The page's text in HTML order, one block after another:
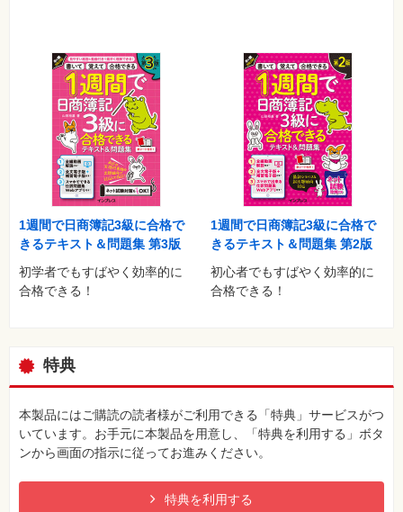
3 現金出納帳・当座預金出納帳
4 仕入帳・売上帳
5 受取手形記入帳・支払手形記入帳
6 小口現金出納帳
7 売掛金元帳（得意先元帳）と買掛金元帳（仕入先元帳）
8 商品有高帳
9 固定資産台帳
●Chapter 6 伝票について
1 伝票とは
2 3 伝票制
1 試算表
2 決算とは
6 決算整理仕訳④ 費用・収益の修正
7 決算整理仕訳⑤ 貯蔵品
8 決算整理仕訳⑥ 当座借越の計上
9 決算整理仕訳⑦ 現金
10 その他の仕訳① 固定資産の売却
●Chapter 8 決算
1週間で日商簿記3級に合格で
きるテキスト＆問題集 第3版
初学者でもすばやく効率的に
合格できる！
1週間で日商簿記3級に合格で
きるテキスト＆問題集 第2版
初心者でもすばやく効率的に
合格できる！
特典
本製品にはご購読の読者様がご利用できる「特典」サービスがつ
いています。お手元に本製品を用意し、「特典を利用する」ボタ
ンから画面の指示に従ってお進みください。
特典を利用する